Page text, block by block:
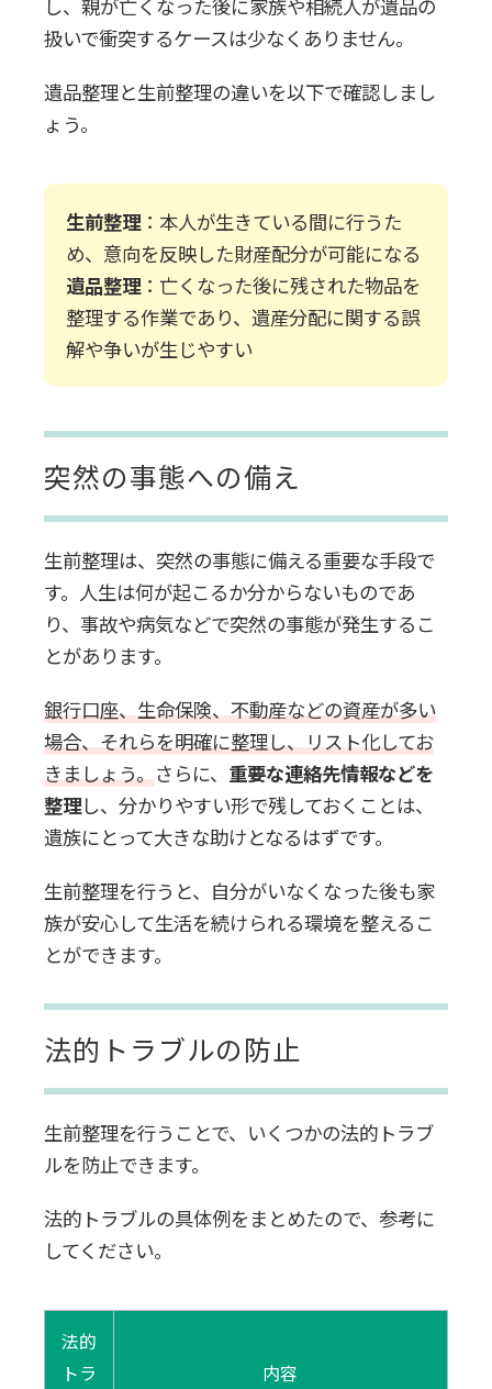
生前整理の手順4つ
1.計画を立てる
3.少しずつ実行する
4.定期的に見直す
生前整理で失敗しないコツ
整理をサポートしてくれる専門業者に
依頼する
生前整理に関するよくある質問
Q.生前贈与はどのように行うべきです
か？
Q.生前整理を行う際に注意すべき点は
何ですか？
Q.生前整理を手伝ってくれる専門家は
いますか？
まとめ：生前整理は早めに開始して
自分のペースで進めよう
し、親が亡くなった後に家族や相続人が遺品の
扱いで衝突するケースは少なくありません。
遺品整理と生前整理の違いを以下で確認しまし
ょう。
生前整理：本人が生きている間に行うた
め、 意向を反映した財産配分が可能になる
遺品整理：亡くなった後に残された物品を
整理する作業であり、 遺産分配に関する誤
解や争いが生じやすい
突然の事態への備え
生前整理は、突然の事態に備える重要な手段で
す。人生は何が起こるか分からないものであ
り、事故や病気などで突然の事態が発生するこ
とがあります。
銀行口座、生命保険、不動産などの資産が多い
場合、それらを明確に整理し、リスト化してお
きましょう。さらに、 重要な連絡先情報などを
整理し、分かりやすい形で残しておくことは、
遺族にとって大きな助けとなるはずです。
生前整理を行うと、自分がいなくなった後も家
族が安心して生活を続けられる環境を整えるこ
とができます。
法的トラブルの防止
生前整理を行うことで、いくつかの法的トラブ
ルを防止できます。
法的トラブルの具体例をまとめたので、参考に
してください。
法的
トラ
内容